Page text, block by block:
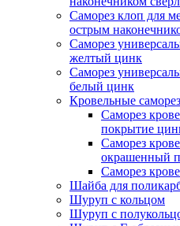
Саморез клоп для
острым
Саморез
желтый цинк
Саморез
белый цинк
Кровельные
Саморез
покрытие
Саморез
окрашенный
Саморез
Шайба для
Шуруп с кольцом
Шуруп с